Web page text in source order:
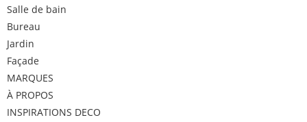
Salle de bain
Bureau
Jardin
Façade
MARQUES
À PROPOS
INSPIRATIONS DECO